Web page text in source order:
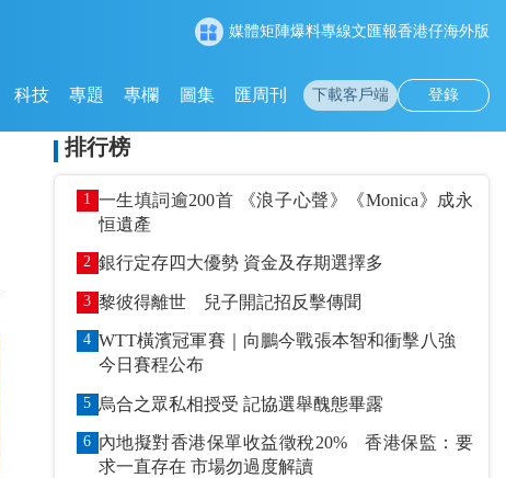
媒體矩陣爆料專線文匯報香港仔海外版
科技 專題 專欄 圖集 匯周刊 下載客戶端 登錄
排行榜
1 一生填詞逾200首 《浪子心聲》《Monica》成永
恒遺產
2 銀行定存四大優勢 資金及存期選擇多
3 黎彼得離世 兒子開記招反擊傳聞
4 WTT橫濱冠軍賽｜向鵬今戰張本智和衝擊八強
今日賽程公布
5 烏合之眾私相授受 記協選舉醜態畢露
6 內地擬對香港保單收益徵稅20% 香港保監：要
求一直存在 市場勿過度解讀